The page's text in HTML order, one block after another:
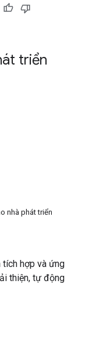
triển
nhà phát triển
tích hợp và ứng
thiện, tự động